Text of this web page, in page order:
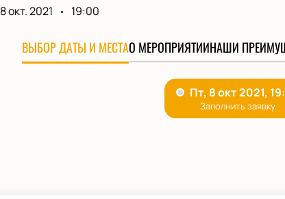
8 окт. 2021
19:00
ВЫБОР ДАТЫ И МЕСТАО МЕРОПРИЯТИИНАШИ